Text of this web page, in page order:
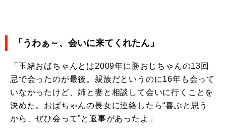
「うわぁ～、会いに来てくれたん」
「玉緒おばちゃんとは2009年に勝おじちゃんの13回
忌で会ったのが最後。親族だというのに16年も会って
いなかったけど、姉と妻と相談して会いに行くことを
決めた。おばちゃんの長女に連絡したら“喜ぶと思う
から、ぜひ会って”と返事があったよ」